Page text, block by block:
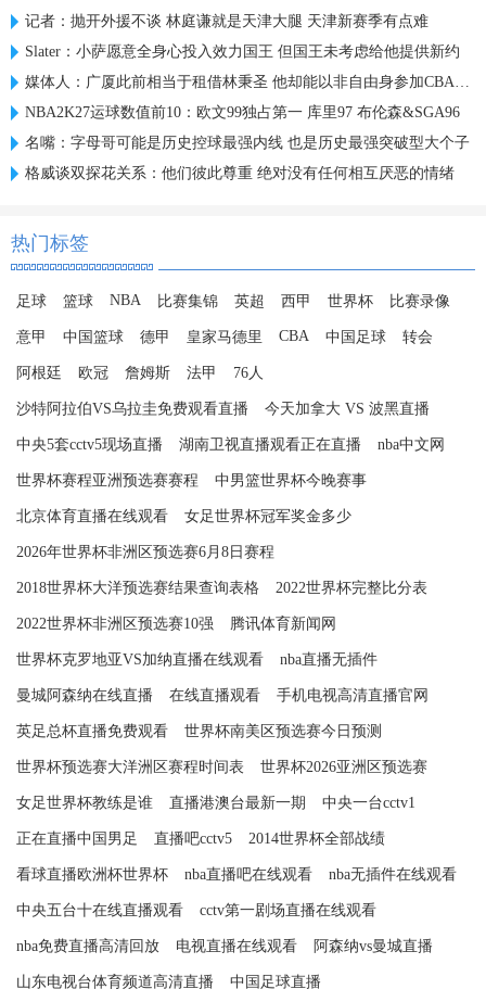
记者：抛开外援不谈 林庭谦就是天津大腿 天津新赛季有点难
Slater：小萨愿意全身心投入效力国王 但国王未考虑给他提供新约
媒体人：广厦此前相当于租借林秉圣 他却能以非自由身参加CBA选秀
NBA2K27运球数值前10：欧文99独占第一 库里97 布伦森&SGA96
名嘴：字母哥可能是历史控球最强内线 也是历史最强突破型大个子
格威谈双探花关系：他们彼此尊重 绝对没有任何相互厌恶的情绪
热门标签
足球 篮球 NBA 比赛集锦 英超 西甲 世界杯 比赛录像
意甲 中国篮球 德甲 皇家马德里 CBA 中国足球 转会
阿根廷 欧冠 詹姆斯 法甲 76人
沙特阿拉伯VS乌拉圭免费观看直播 今天加拿大 VS 波黑直播
中央5套cctv5现场直播 湖南卫视直播观看正在直播 nba中文网
世界杯赛程亚洲预选赛赛程 中男篮世界杯今晚赛事
北京体育直播在线观看 女足世界杯冠军奖金多少
2026年世界杯非洲区预选赛6月8日赛程
2018世界杯大洋预选赛结果查询表格 2022世界杯完整比分表
2022世界杯非洲区预选赛10强 腾讯体育新闻网
世界杯克罗地亚VS加纳直播在线观看 nba直播无插件
曼城阿森纳在线直播 在线直播观看 手机电视高清直播官网
英足总杯直播免费观看 世界杯南美区预选赛今日预测
世界杯预选赛大洋洲区赛程时间表 世界杯2026亚洲区预选赛
女足世界杯教练是谁 直播港澳台最新一期 中央一台cctv1
正在直播中国男足 直播吧cctv5 2014世界杯全部战绩
看球直播欧洲杯世界杯 nba直播吧在线观看 nba无插件在线观看
中央五台十在线直播观看 cctv第一剧场直播在线观看
nba免费直播高清回放 电视直播在线观看 阿森纳vs曼城直播
山东电视台体育频道高清直播 中国足球直播